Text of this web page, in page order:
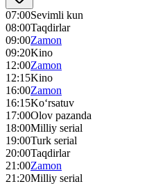
07:00Sevimli kun
08:00Taqdirlar
09:00Zamon
09:20Kino
12:00Zamon
12:15Kino
16:00Zamon
16:15Ko‘rsatuv
17:00Olov pazanda
18:00Milliy serial
19:00Turk serial
20:00Taqdirlar
21:00Zamon
21:20Milliy serial